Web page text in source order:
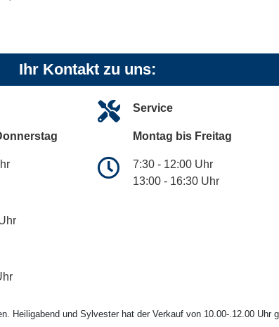
Ihr Kontakt zu uns:
Service
Montag bis Freitag
7:30 - 12:00 Uhr
13:00 - 16:30 Uhr
Heiligabend und Sylvester hat der Verkauf von 10.00-.12.00 Uhr